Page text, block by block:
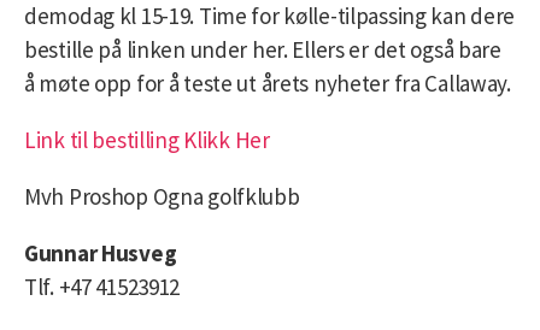
demodag kl 15-19. Time for kølle-tilpassing kan dere
bestille på linken under her. Ellers er det også bare
å møte opp for å teste ut årets nyheter fra Callaway.
Link til bestilling Klikk Her
Mvh Proshop Ogna golfklubb
Gunnar Husveg
Tlf. +47 41523912